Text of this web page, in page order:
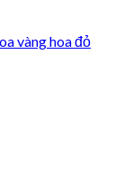
vàng hoa đỏ